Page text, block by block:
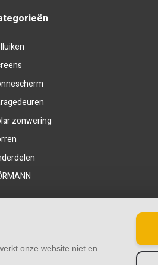
zonwering
onze website niet en